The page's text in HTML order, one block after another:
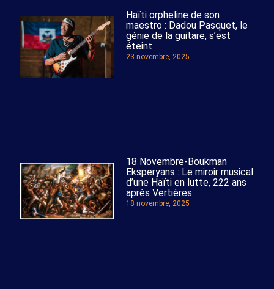
Haïti orpheline de son
maestro : Dadou Pasquet, le
génie de la guitare, s’est
éteint
23 novembre, 2025
18 Novembre-Boukman
Eksperyans : Le miroir musical
d’une Haïti en lutte, 222 ans
après Vertières
18 novembre, 2025